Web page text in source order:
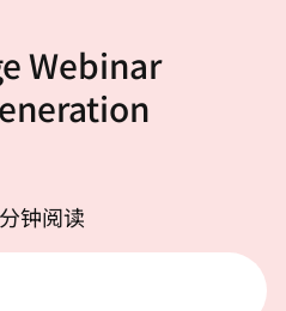
Webinar
分钟阅读